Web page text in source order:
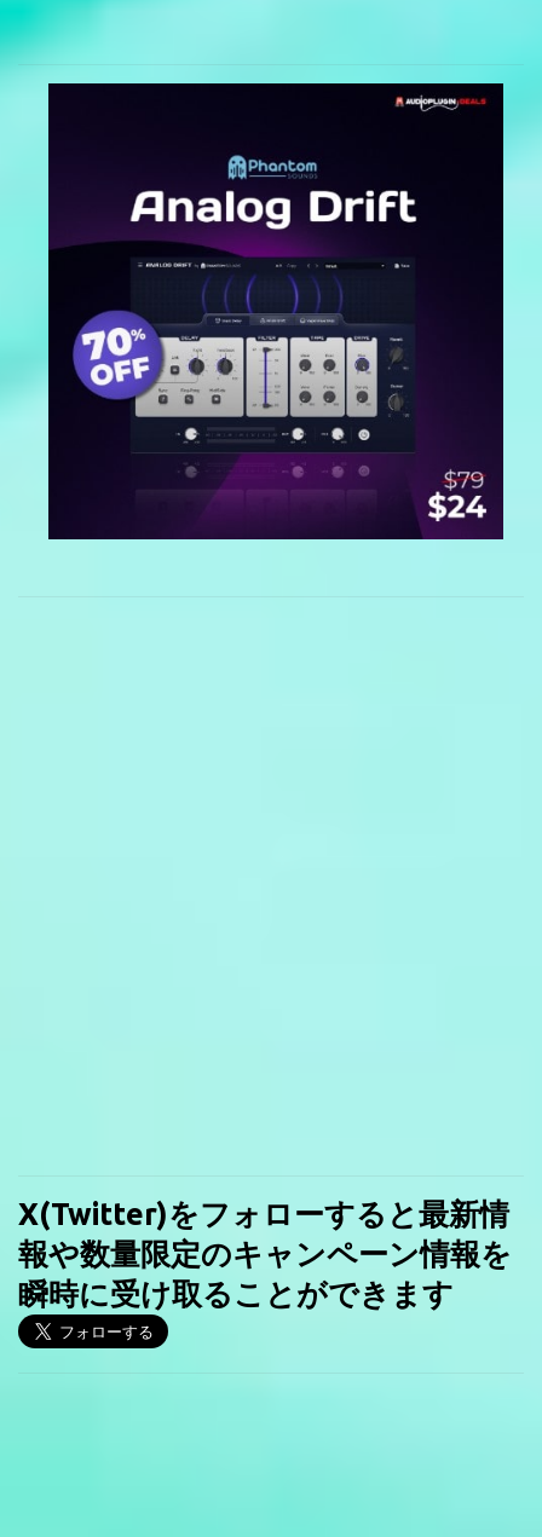
X(Twitter)をフォローすると最新情
報や数量限定のキャンペーン情報を
瞬時に受け取ることができます